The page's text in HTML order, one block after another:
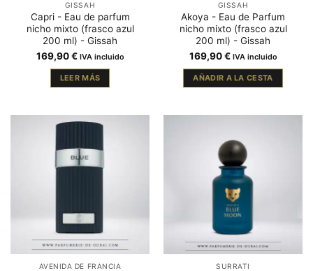
GISSAH
Capri - Eau de parfum
nicho mixto (frasco azul
200 ml) - Gissah
169,90€ IVA incluido
LEER MÁS
GISSAH
Akoya - Eau de Parfum
nicho mixto (frasco azul
200 ml) - Gissah
169,90€ IVA incluido
AÑADIR A LA CESTA
AVENIDA DE FRANCIA SURRATI